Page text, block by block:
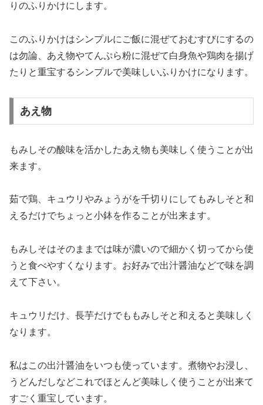
りのふりかけにします。
このふりかけはシンプルにご飯に混ぜておむすびにするの
は勿論、あえ物やてんぷら粉に混ぜて白身魚や鶏肉を揚げ
たりと重宝するシンプルで美味しいふりかけになります。
あえ物
もみしその酸味を活かしたあえ物も美味しく使うことが出
来ます。
茹で鶏、キュウリやみょうがを千切りにしてもみしそと和
えるだけでちょっと小鉢を作ることが出来ます。
もみしそはそのままでは味が濃いので細かく切ってから使
うと食べやすくなります。お好みで出汁醤油などで味を調
えて下さい。
キュウリだけ、長芋だけでももみしそと和えると美味しく
なります。
私はこの出汁醤油をいつも使っています。煮物やお浸し、
うどんだしなどこれでほとんど美味しく使うことが出来て
すごく重宝しています。